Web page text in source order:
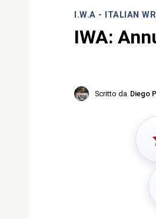
I.W.A - ITALIAN
IWA:
Scritto da Diego